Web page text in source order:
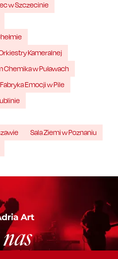
w Szczecinie
Kameralnej
Chemika w Puławach
Emocji w Pile
Sala Ziemi w Poznaniu